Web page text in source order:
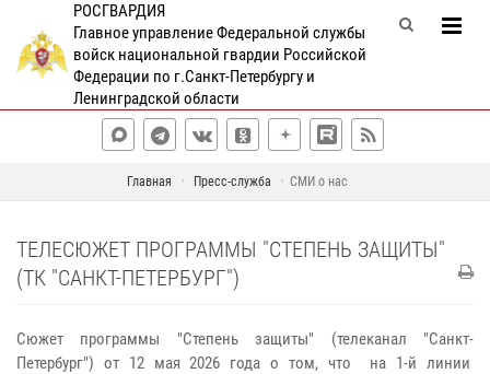
РОСГВАРДИЯ
Главное управление Федеральной службы
войск национальной гвардии Российской
Федерации по г.Санкт-Петербургу и
Ленинградской области
Главная Пресс-служба СМИ о нас
ТЕЛЕСЮЖЕТ ПРОГРАММЫ "СТЕПЕНЬ ЗАЩИТЫ"
(ТК "САНКТ-ПЕТЕРБУРГ")
Сюжет программы "Степень защиты" (телеканал "Санкт-
Петербург") от 12 мая 2026 года о том, что на 1-й линии